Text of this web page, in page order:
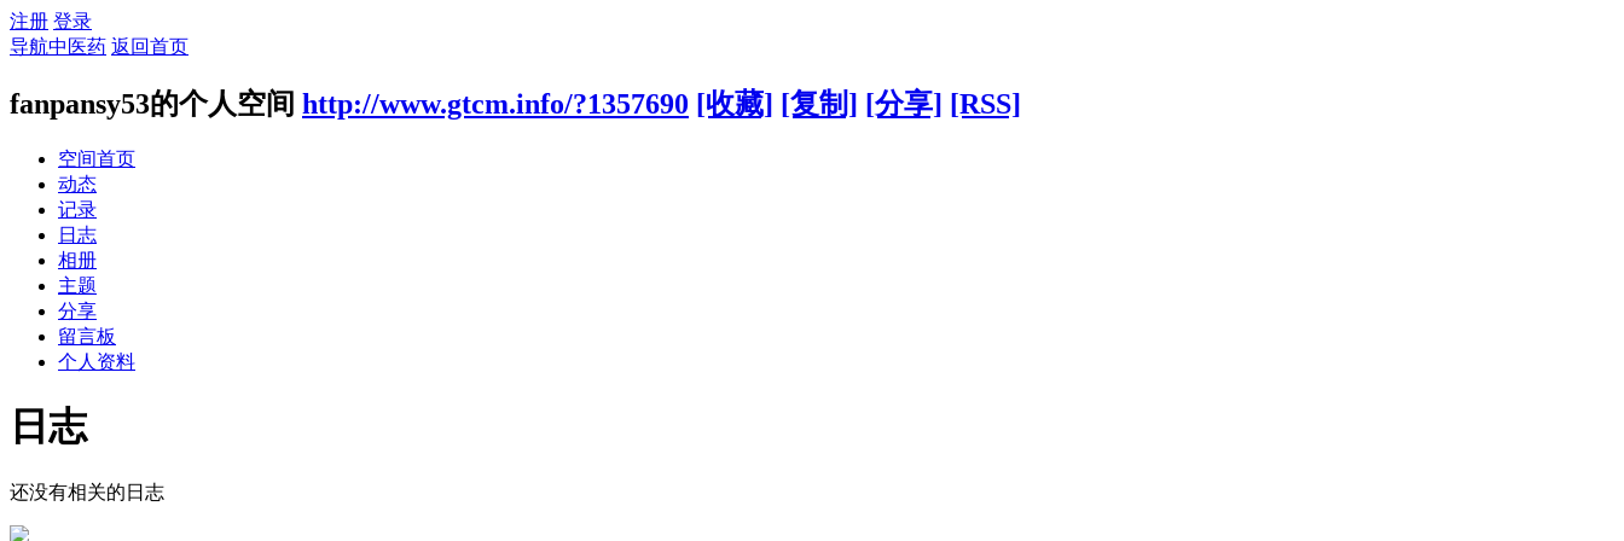
注册 登录
导航中医药 返回首页
fanpansy53的个人空间 http://www.gtcm.info/?1357690 [收藏] [复制] [分享] [RSS]
空间首页
动态
记录
日志
相册
主题
分享
留言板
个人资料
日志
还没有相关的日志